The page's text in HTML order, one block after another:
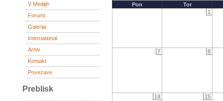
V Medijih
Forumi
Galerija
International
Arhiv
Kontakt
Povezave
Preblisk
Pon
Tor
1
7 8
14 15